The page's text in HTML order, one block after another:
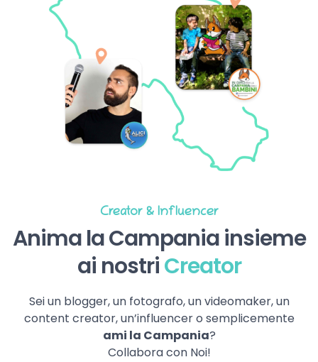
Creator & Influencer
Anima la Campania insieme
ai nostriCreator
Sei un blogger, un fotografo, un videomaker, un
content creator, un’influencer o semplicemente
ami la Campania?
Collabora con Noi!